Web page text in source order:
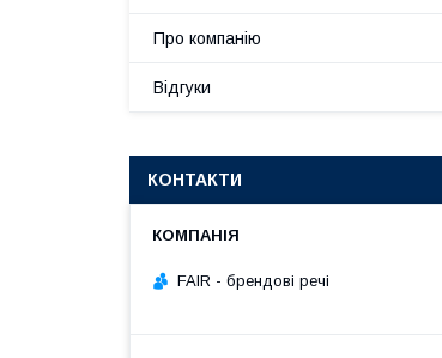
Про компанію
Відгуки
КОНТАКТИ
FAIR - брендові речі